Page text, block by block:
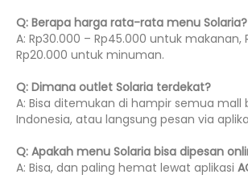
Q: Berapa harga rata-rata menu Solaria?
A: Rp30.000 – Rp45.000 untuk makanan,
Rp20.000 untuk minuman.
Q: Dimana outlet Solaria terdekat?
A: Bisa ditemukan di hampir semua mall
Indonesia, atau langsung pesan via
Q: Apakah menu Solaria bisa dipesan
A: Bisa, dan paling hemat lewat aplikasi